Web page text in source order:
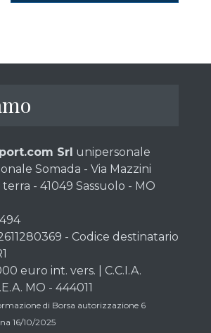
Srl unipersonale
Somada - Via Mazzini
- 41049 Sassuolo - MO
- Codice destinatario
euro int. vers. | C.C.I.A.
MO - 444011
di Borsa autorizzazione 6
16/10/2025